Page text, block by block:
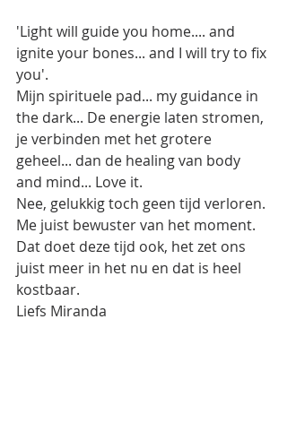
'Light will guide you home.... and
ignite your bones... and I will try to fix
you'.
Mijn spirituele pad... my guidance in
the dark... De energie laten stromen,
je verbinden met het grotere
geheel... dan de healing van body
and mind... Love it.
Nee, gelukkig toch geen tijd verloren.
Me juist bewuster van het moment.
Dat doet deze tijd ook, het zet ons
juist meer in het nu en dat is heel
kostbaar.
Liefs Miranda